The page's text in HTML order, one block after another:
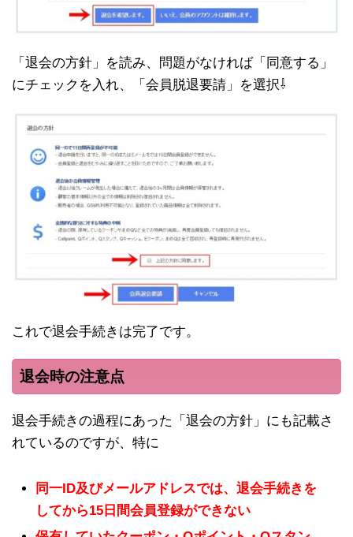
「退会の方針」を読み、問題がなければ「同意する」
にチェックを入れ、「会員脱退要請」を選択⇩
これで退会手続きは完了です。
退会時の注意点
退会手続きの過程にあった「退会の方針」にも記載さ
れているのですが、特に
同一ID及びメールアドレスでは、退会手続きを
してから15日間会員登録ができない